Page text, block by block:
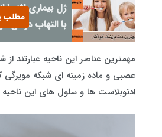
ژل بیماری لثه را
با التهاب درمان
مطلب
مهمترین عناصر این ناحیه عبارتند
عصبی و ماده زمینه ای شبکه مویرگی
ادنوبلاست ها و سلول های این